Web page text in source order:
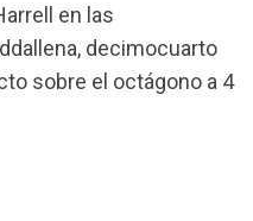
en las
decimocuarto
sobre el octágono a 4